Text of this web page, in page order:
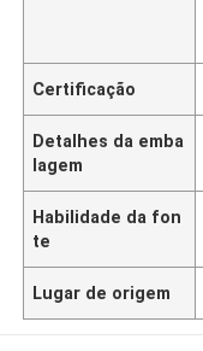
Certificação
Detalhes da emba
lagem
Habilidade da fon
te
Lugar de origem